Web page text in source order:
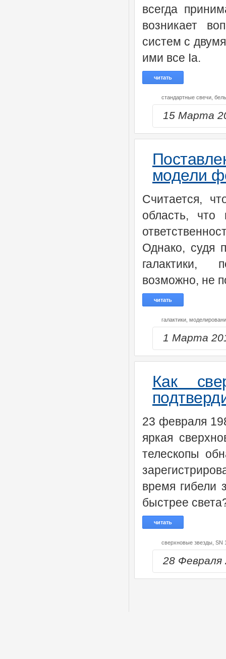
всегда
возникает
систем с
ими все Ia.
читать
стандартные свечи,
15 Марта
модели
Считается,
область,
Однако, судя
галактики,
возможно, не
читать
галактики,
1 Марта
Как
23 февраля
яркая
телескопы
время гибели
быстрее
читать
сверхновые звезды, SN
28